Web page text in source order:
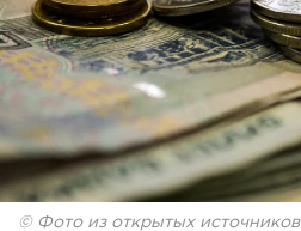
© Фото из открытых источников